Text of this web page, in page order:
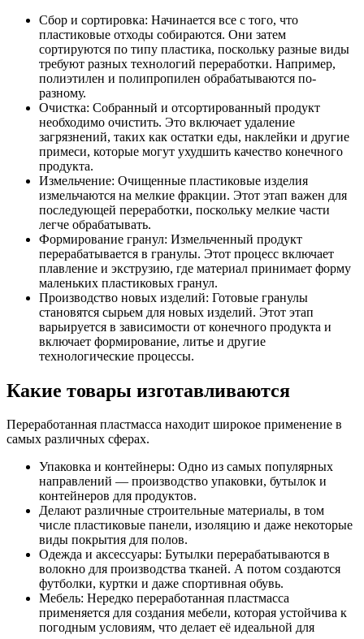
Сбор и сортировка: Начинается все с того, что
пластиковые отходы собираются. Они затем
сортируются по типу пластика, поскольку разные виды
требуют разных технологий переработки. Например,
полиэтилен и полипропилен обрабатываются по-
разному.
Очистка: Собранный и отсортированный продукт
необходимо очистить. Это включает удаление
загрязнений, таких как остатки еды, наклейки и другие
примеси, которые могут ухудшить качество конечного
продукта.
Измельчение: Очищенные пластиковые изделия
измельчаются на мелкие фракции. Этот этап важен для
последующей переработки, поскольку мелкие части
легче обрабатывать.
Формирование гранул: Измельченный продукт
перерабатывается в гранулы. Этот процесс включает
плавление и экструзию, где материал принимает форму
маленьких пластиковых гранул.
Производство новых изделий: Готовые гранулы
становятся сырьем для новых изделий. Этот этап
варьируется в зависимости от конечного продукта и
включает формирование, литье и другие
технологические процессы.
Какие товары изготавливаются
Переработанная пластмасса находит широкое применение в
самых различных сферах.
Упаковка и контейнеры: Одно из самых популярных
направлений — производство упаковки, бутылок и
контейнеров для продуктов.
Делают различные строительные материалы, в том
числе пластиковые панели, изоляцию и даже некоторые
виды покрытия для полов.
Одежда и аксессуары: Бутылки перерабатываются в
волокно для производства тканей. А потом создаются
футболки, куртки и даже спортивная обувь.
Мебель: Нередко переработанная пластмасса
применяется для создания мебели, которая устойчива к
погодным условиям, что делает её идеальной для